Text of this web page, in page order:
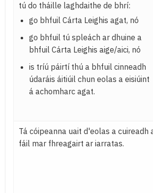
tú do tháille laghdaithe de bhrí:
go bhfuil Cárta Leighis agat, nó
go bhfuil tú spleách ar dhuine a
bhfuil Cárta Leighis aige/aici, nó
is tríú páirtí thú a bhfuil cinneadh
údaráis áitiúil chun eolas a eisiúint
á achomharc agat.
Tá cóipeanna uait d'eolas a cuireadh
fáil mar fhreagairt ar iarratas.